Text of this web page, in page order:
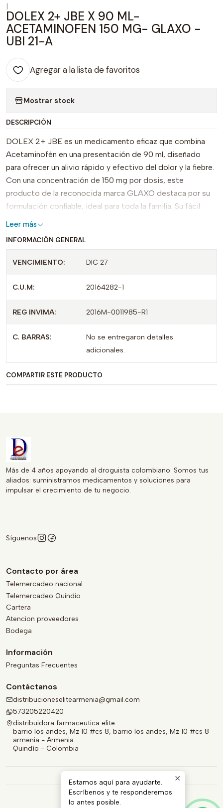
DOLEX 2+ JBE X 90 ML-
ACETAMINOFEN 150 MG- GLAXO -
UBI 21-A
Agregar a la lista de favoritos
Mostrar stock
DESCRIPCIÓN
DOLEX 2+ JBE es un medicamento eficaz que combina
Acetaminofén en una presentación de 90 ml, diseñado
para ofrecer un alivio rápido y efectivo del dolor y la fiebre.
Con una concentración de 150 mg por dosis, este
producto de la reconocida marca GLAXO destaca por su
formulación confiable, ideal para toda la familia. Su fácil
dosificación y rápida acción lo convierten en una opción
eficaz. Certificado por INVIMA, DOLEX 2+ JBE garantiza
calidad y confianza en cada uso. Su envase compacto lo
Elige DOLEX 2+ JBE para un alivio rápido y eficaz, y
hacer en tu bienestar.
Leer más
INFORMACIÓN GENERAL
VENCIMIENTO: DIC 27
C.U.M: 20164282-1
REG INVIMA: 2016M-0011985-R1
C. BARRAS:
No se entregaron detalles
adicionales.
COMPARTIR ESTE PRODUCTO
Más de 4 años apoyando al droguista colombiano. Somos tus
aliados: suministramos medicamentos y soluciones para
impulsar el crecimiento de tu negocio.
Síguenos
Contacto por área
Telemercadeo nacional
Telemercadeo Quindio
Cartera
Atencion proveedores
Bodega
Información
Preguntas Frecuentes
Contáctanos
distribucioneselitearmenia@gmail.com
573205220420
distribuidora farmaceutica elite
barrio los andes, Mz 10 #cs 8, barrio los andes, Mz 10 #cs 8
armenia - Armenia
Quindío - Colombia
Estamos aquí para ayudarte.
Escríbenos y te responderemos
lo antes posible.